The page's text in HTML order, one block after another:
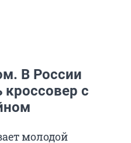
В России
кроссовер с
молодой